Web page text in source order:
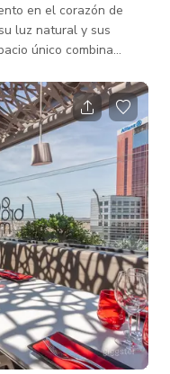
en el corazón de
luz natural y sus
único combina
Mediterráneo y el